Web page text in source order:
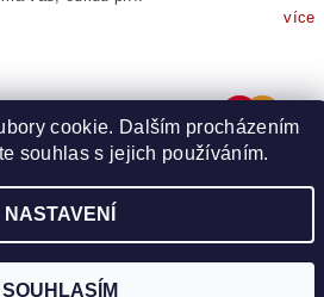
více
vyhrazena Upravit nastavení cookies
cookie. Dalším procházením
souhlas s jejich používáním.
NASTAVENÍ
SOUHLASÍM